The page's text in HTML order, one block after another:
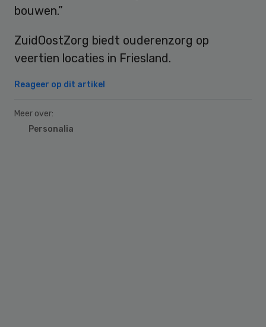
bouwen.”
ZuidOostZorg biedt ouderenzorg op
veertien locaties in Friesland.
Reageer op dit artikel
Meer over:
Personalia